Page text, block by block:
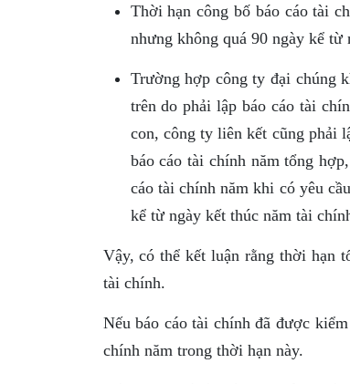
Thời hạn công bố báo cáo tài
nhưng không quá 90 ngày kể
Trường hợp công ty đại chúng
trên do phải lập báo cáo tài
con, công ty liên kết cũng phải
báo cáo tài chính năm tổng
cáo tài chính năm khi có yêu
kể từ ngày kết thúc năm tài
Vậy, có thể kết luận rằng thời hạn
tài chính.
Nếu báo cáo tài chính đã được
chính năm trong thời hạn này.